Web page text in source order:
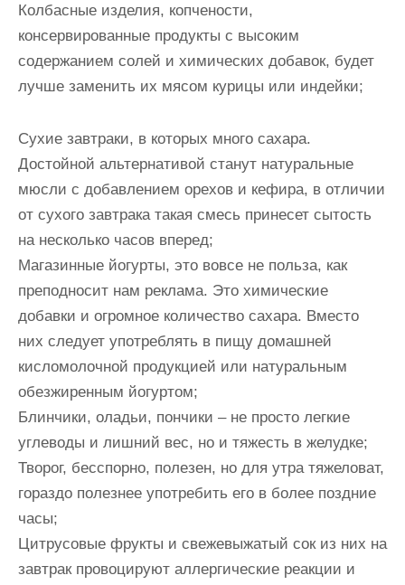
Колбасные изделия, копчености,
консервированные продукты с высоким
содержанием солей и химических добавок, будет
лучше заменить их мясом курицы или индейки;
Сухие завтраки, в которых много сахара.
Достойной альтернативой станут натуральные
мюсли с добавлением орехов и кефира, в отличии
от сухого завтрака такая смесь принесет сытость
на несколько часов вперед;
Магазинные йогурты, это вовсе не польза, как
преподносит нам реклама. Это химические
добавки и огромное количество сахара. Вместо
них следует употреблять в пищу домашней
кисломолочной продукцией или натуральным
обезжиренным йогуртом;
Блинчики, оладьи, пончики – не просто легкие
углеводы и лишний вес, но и тяжесть в желудке;
Творог, бесспорно, полезен, но для утра тяжеловат,
гораздо полезнее употребить его в более поздние
часы;
Цитрусовые фрукты и свежевыжатый сок из них на
завтрак провоцируют аллергические реакции и